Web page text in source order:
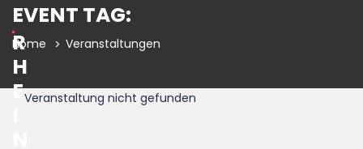
EVENT TAG:
R
H
E
Home Veranstaltungen
Veranstaltung nicht gefunden